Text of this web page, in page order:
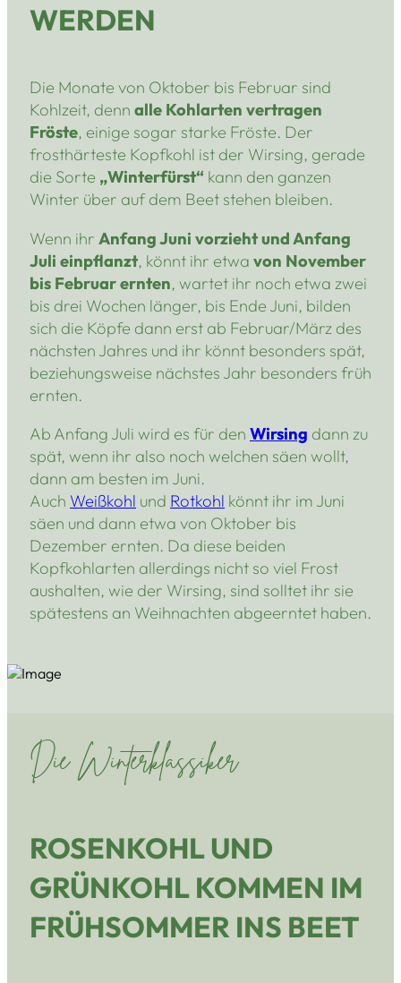
WERDEN
Die Monate von Oktober bis Februar sind
Kohlzeit, denn alle Kohlarten vertragen
Fröste, einige sogar starke Fröste. Der
frosthärteste Kopfkohl ist der Wirsing, gerade
die Sorte „Winterfürst“ kann den ganzen
Winter über auf dem Beet stehen bleiben.
Wenn ihr Anfang Juni vorzieht und Anfang
Juli einpflanzt, könnt ihr etwa von November
bis Februar ernten, wartet ihr noch etwa zwei
bis drei Wochen länger, bis Ende Juni, bilden
sich die Köpfe dann erst ab Februar/März des
nächsten Jahres und ihr könnt besonders spät,
beziehungsweise nächstes Jahr besonders früh
ernten.
Ab Anfang Juli wird es für den Wirsing dann zu
spät, wenn ihr also noch welchen säen wollt,
dann am besten im Juni.
Auch Weißkohl und Rotkohl könnt ihr im Juni
säen und dann etwa von Oktober bis
Dezember ernten. Da diese beiden
Kopfkohlarten allerdings nicht so viel Frost
aushalten, wie der Wirsing, sind solltet ihr sie
spätestens an Weihnachten abgeerntet haben.
Die Winterklassiker
ROSENKOHL UND
GRÜNKOHL KOMMEN IM
FRÜHSOMMER INS BEET